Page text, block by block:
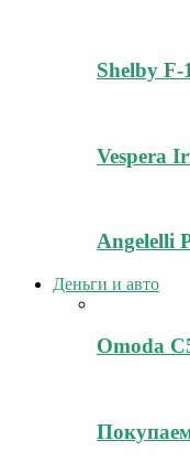
Shelby
Vespera
Angelelli
Деньги и авто
Omoda